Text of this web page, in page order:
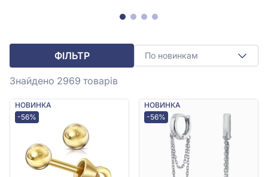
ФІЛЬТР По новинкам
Знайдено 2969 товарів
НОВИНКА
-56%
НОВИНКА
-56%